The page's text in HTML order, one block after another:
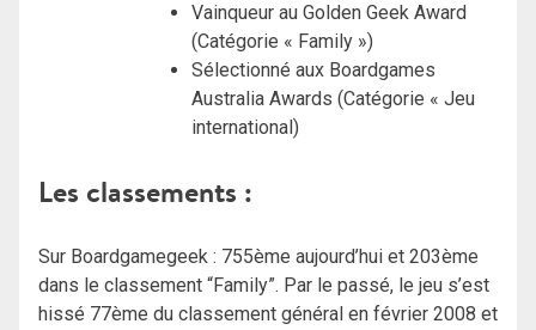
Vainqueur au Golden Geek Award
(Catégorie « Family »)
Sélectionné aux Boardgames
Australia Awards (Catégorie « Jeu
international)
Les classements :
Sur Boardgamegeek : 755ème aujourd’hui et 203ème
dans le classement “Family”. Par le passé, le jeu s’est
hissé 77ème du classement général en février 2008 et